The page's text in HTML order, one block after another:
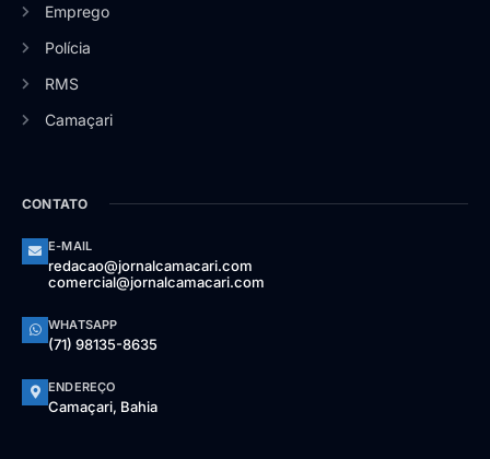
Emprego
Polícia
RMS
Camaçari
CONTATO
E-MAIL
redacao@jornalcamacari.com
comercial@jornalcamacari.com
WHATSAPP
(71) 98135-8635
ENDEREÇO
Camaçari, Bahia